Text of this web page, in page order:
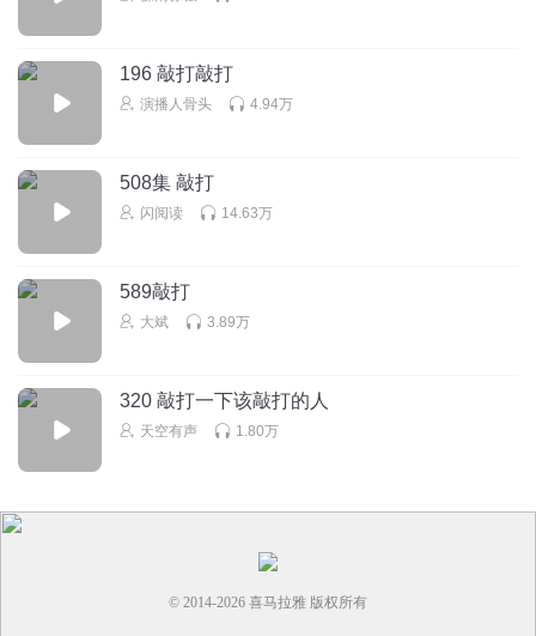
为姣姣打卡
回复 2025-08-31
2026-04-30
196 敲打敲打
演播人骨头 4.94万
508集 敲打
闪阅读 14.63万
589敲打
大斌 3.89万
320 敲打一下该敲打的人
天空有声 1.80万
© 2014-2026 喜马拉雅 版权所有